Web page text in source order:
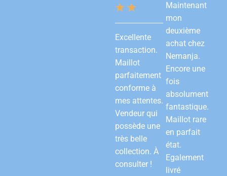
★ ★
Excellente
transaction.
Maillot
parfaitement
conforme à
mes attentes.
Vendeur qui
possède une
très belle
collection. À
consulter !
Maintenant
mon
deuxième
achat chez
Nemanja.
Encore une
fois
absolument
fantastique.
Maillot rare
en parfait
état.
Egalement
livré